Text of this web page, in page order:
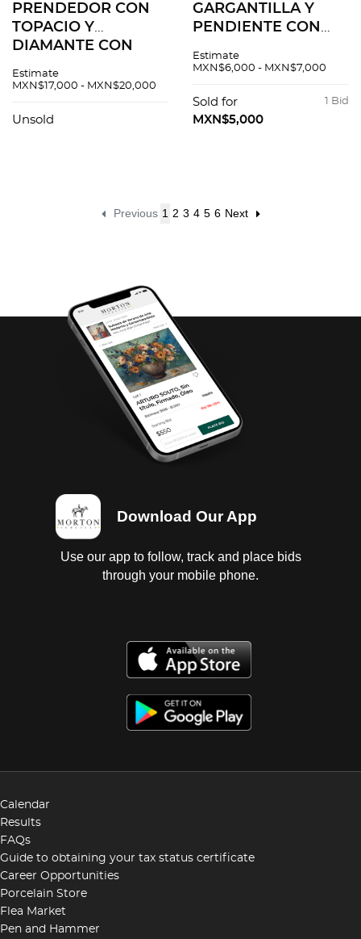
PRENDEDOR CON
TOPACIO Y
DIAMANTE CON
EN ORO AMARILLO
corte pera~1.50ct y
Estimate
MXN$17,000 - MXN$20,000
Unsold
GARGANTILLA Y
PENDIENTE CON
DIAMANTES EN ORO
topacio corte pera
~1.70 ct y diamantes
Estimate
MXN$6,000 - MXN$7,000
1 Bid
Sold for
MXN$5,000
Previous 1 2 3 4 5 6 Next
Download Our App
Use our app to follow, track and place bids
through your mobile phone.
Calendar
Results
FAQs
Guide to obtaining your tax status certificate
Career Opportunities
Porcelain Store
Flea Market
Pen and Hammer